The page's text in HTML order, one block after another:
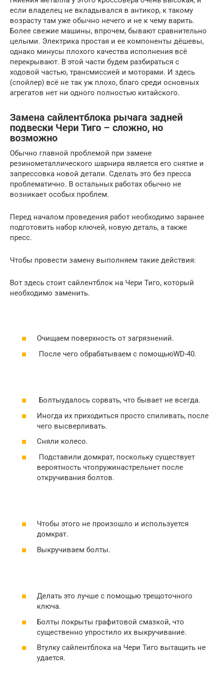
если владелец не вкладывался в антикор, к такому
возрасту там уже обычно нечего и не к чему варить.
Более свежие машины, впрочем, бывают сравнительно
целыми. Электрика простая и ее компоненты дёшевы,
однако минусы плохого качества исполнения всё
перекрывают. В этой части будем разбираться с
ходовой частью, трансмиссией и моторами. И здесь
(спойлер) всё не так уж плохо, благо среди основных
агрегатов нет ни одного полностью китайского.
Замена сайлентблока рычага задней
подвески Чери Тиго – сложно, но
возможно
Обычно главной проблемой при замене
резинометаллического шарнира является его снятие и
запрессовка новой детали. Сделать это без пресса
проблематично. В остальных работах обычно не
возникает особых проблем.
Перед началом проведения работ необходимо заранее
подготовить набор ключей, новую деталь, а также
пресс.
Чтобы провести замену выполняем такие действия:
Вот здесь стоит сайлентблок на Чери Тиго, который
необходимо заменить.
Очищаем поверхность от загрязнений.
После чего обрабатываем с помощьюWD-40.
Болтыудалось сорвать, что бывает не всегда.
Иногда их приходиться просто спиливать, после
чего высверливать.
Сняли колесо.
Подставили домкрат, поскольку существует
вероятность чтопружинастрельнет после
откручивания болтов.
Чтобы этого не произошло и используется
домкрат.
Выкручиваем болты.
Делать это лучше с помощью трещоточного
ключа.
Болты покрыты графитовой смазкой, что
существенно упростило их выкручивание.
Втулку сайлентблока на Чери Тиго вытащить не
удается.